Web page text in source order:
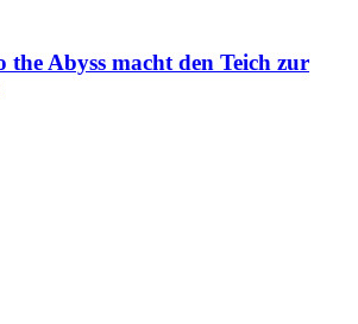
Abyss macht den Teich zur